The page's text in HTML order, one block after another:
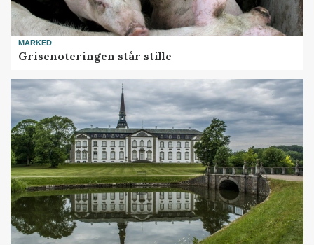
MARKED
Grisenoteringen står stille